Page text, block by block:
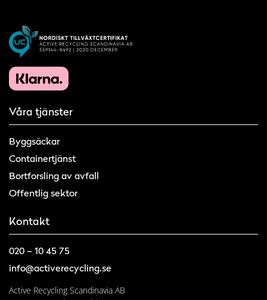
Våra tjänster
Byggsäckar
Containertjänst
Bortforsling av avfall
Offentlig sektor
Kontakt
020 – 10 45 75
info@activerecycling.se
Active Recycling Scandinavia AB